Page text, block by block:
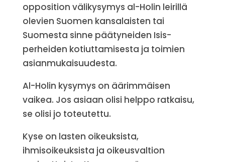
opposition välikysymys al-Holin leirillä
olevien Suomen kansalaisten tai
Suomesta sinne päätyneiden Isis-
perheiden kotiuttamisesta ja toimien
asianmukaisuudesta.
Al-Holin kysymys on äärimmäisen
vaikea. Jos asiaan olisi helppo ratkaisu,
se olisi jo toteutettu.
Kyse on lasten oikeuksista,
ihmisoikeuksista ja oikeusvaltion